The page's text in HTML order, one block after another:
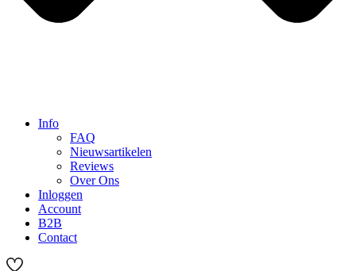
Info
FAQ
Nieuwsartikelen
Reviews
Over Ons
Inloggen
Account
B2B
Contact